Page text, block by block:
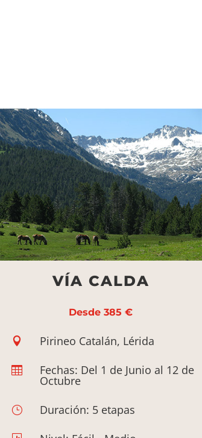
VÍA CALDA
Desde 385 €
 Pirineo Catalán, Lérida
 Fechas: Del 1 de Junio al 12 de
Octubre
} Duración: 5 etapas